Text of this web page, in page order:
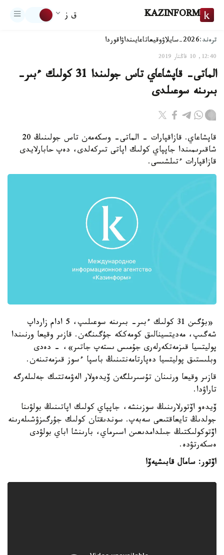
KAZINFORM ق ز
ترەند:2026-سايلاۋ وقيعاتاعايىنداۋاقوردا
12:40, 10 قاڭتار 2019
الماتى- قاپشاعاي تاس جولىندا 31 كولىك ءبىر-
بىرىنە سوعىلدى
قاپشاعاي. قازاقپارات - الماتى- وسكەمەن تاس جولىنىڭ 20
شاقىرىمىندا جاپپاي كولىك اپاتى تىركەلدى، دەپ حابارلايدى
قازاقپارات ءتىلشىسى.
«بۇگىن 31 كولىك ءبىر- بىرىنە سوعىلىپ، 5 ادام زارداپ
شەگىپ، مەديتسينالىق كومەككە جۇگىنگەن. قازىر وقيعا ورنىندا
پوليتسيا قىزمەتكەرلەرى جۇمىس ىستەپ جاتىر»، - دەدى
وبلىستىق پوليتسيا دەپارتامەنتىنىڭ باسپا ءسوز قىزمەتىنەن.
قازىر وقيعا ورنىنان تۇسىرىلگەن ۆيدەولار الەۋمەتتىك جەلىلەرگە
تاراۋدا.
ۆيدەو اۆتورلارىنىڭ سوزىنشە، جاپپاي كولىك اپاتىنىڭ بولۋىنا
جولدىڭ تايعاقتىعى سەبەپ. سوندىقتان كولىك جۇرگىزۋشىلەرىنە
اۆتوكولىكتىڭ جىلدامدىعىن اسىرماي، بارىنشا اباي بولۋدى
ەسكەرتۋدە.
اۆتور: سامال قابىشيەۆا